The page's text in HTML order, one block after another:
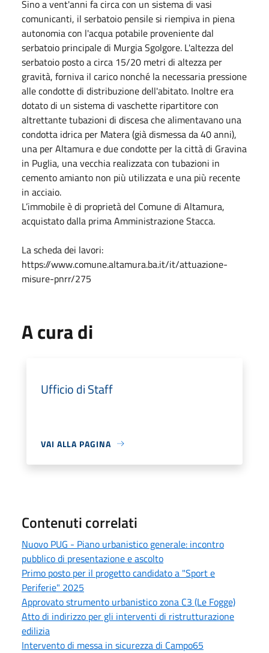
Sino a vent'anni fa circa con un sistema di vasi
comunicanti, il serbatoio pensile si riempiva in piena
autonomia con l'acqua potabile proveniente dal
serbatoio principale di Murgia Sgolgore. L'altezza del
serbatoio posto a circa 15/20 metri di altezza per
gravità, forniva il carico nonché la necessaria pressione
alle condotte di distribuzione dell'abitato. Inoltre era
dotato di un sistema di vaschette ripartitore con
altrettante tubazioni di discesa che alimentavano una
condotta idrica per Matera (già dismessa da 40 anni),
una per Altamura e due condotte per la città di Gravina
in Puglia, una vecchia realizzata con tubazioni in
cemento amianto non più utilizzata e una più recente
in acciaio.
L’immobile è di proprietà del Comune di Altamura,
acquistato dalla prima Amministrazione Stacca.
La scheda dei lavori:
https://www.comune.altamura.ba.it/it/attuazione-
misure-pnrr/275
A cura di
Ufficio di Staff
VAI ALLA PAGINA
Contenuti correlati
Nuovo PUG - Piano urbanistico generale: incontro
pubblico di presentazione e ascolto
Primo posto per il progetto candidato a "Sport e
Periferie" 2025
Approvato strumento urbanistico zona C3 (Le Fogge)
Atto di indirizzo per gli interventi di ristrutturazione
edilizia
Intervento di messa in sicurezza di Campo65